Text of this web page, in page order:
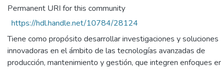
Permanent URI for this community
https://hdl.handle.net/10784/28124
Tiene como propósito desarrollar investigaciones y soluciones
innovadoras en el ámbito de las tecnologías avanzadas de
producción, mantenimiento y gestión, que integren enfoques